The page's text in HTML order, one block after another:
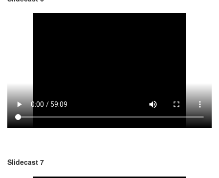
Slidecast 7